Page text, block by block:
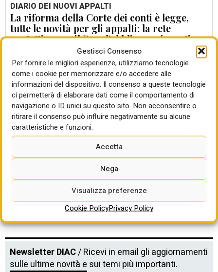
Gestisci Consenso
Per fornire le migliori esperienze, utilizziamo tecnologie
come i cookie per memorizzare e/o accedere alle
informazioni del dispositivo. Il consenso a queste tecnologie
ci permetterà di elaborare dati come il comportamento di
navigazione o ID unici su questo sito. Non acconsentire o
ritirare il consenso può influire negativamente su alcune
caratteristiche e funzioni.
Accetta
Nega
Visualizza preferenze
Cookie PolicyPrivacy Policy
DIARIO DEI NUOVI APPALTI
La riforma della Corte dei conti è legge,
tutte le novità per gli appalti: la rete
protettiva per il Rup, l’obbligo assicurativo
per colpa grave, il controllo collaborativo,
la sanzione pecuniaria per i ritardi
di Gabriella Sparano
LA DIRETTRICE DEL DEMANIO APPENA
CONFERMATA
“Con i 28 piani città decise con i Comuni
destinazioni per 4 milioni di mq e 300
immobili da rigenerare. Sui primi 90
progetti pilota investimenti per 3,5 mld”
di Alessandra dal Verme
Newsletter DIAC/ Ricevi in email gli aggiornamenti
sulle ultime novità e sui temi più importanti.